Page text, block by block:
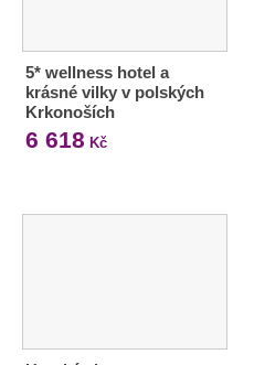
5* wellness hotel a
krásné vilky v polských
Krkonoších
6 618 Kč